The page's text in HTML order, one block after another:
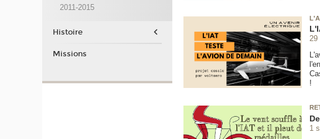
29
!
1
2011-2015
Histoire
Missions